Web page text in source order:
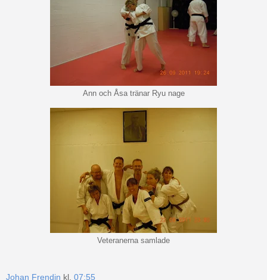
Ann och Åsa tränar Ryu nage
Veteranerna samlade
Johan Frendin kl. 07:55